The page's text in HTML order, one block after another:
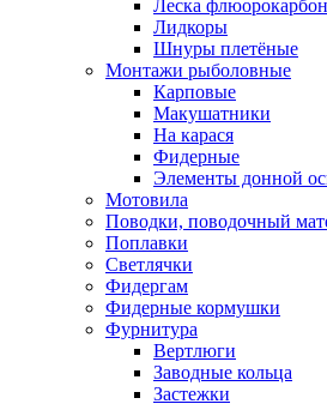
Леска
Лидкоры
Шнуры плетёные
Монтажи рыболовные
Карповые
Макушатники
На карася
Фидерные
Элементы донной
Мотовила
Поводки, поводочный
Поплавки
Светлячки
Фидергам
Фидерные кормушки
Фурнитура
Вертлюги
Заводные кольца
Застежки